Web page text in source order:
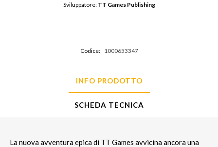
Sviluppatore: TT Games Publishing
Codice: 1000653347
INFO PRODOTTO
SCHEDA TECNICA
La nuova avventura epica di TT Games avvicina ancora una